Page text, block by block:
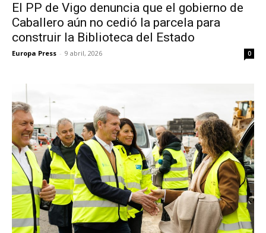
El PP de Vigo denuncia que el gobierno de
Caballero aún no cedió la parcela para
construir la Biblioteca del Estado
Europa Press - 9 abril, 2026 0